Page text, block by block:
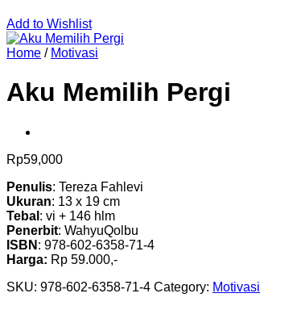
Add to Wishlist
Home / Motivasi
Aku Memilih Pergi
Rp59,000
Penulis: Tereza Fahlevi
Ukuran: 13 x 19 cm
Tebal : vi + 146 hlm
Penerbit: WahyuQolbu
ISBN : 978-602-6358-71-4
Harga: Rp 59.000,-
SKU: 978-602-6358-71-4 Category: Motivasi